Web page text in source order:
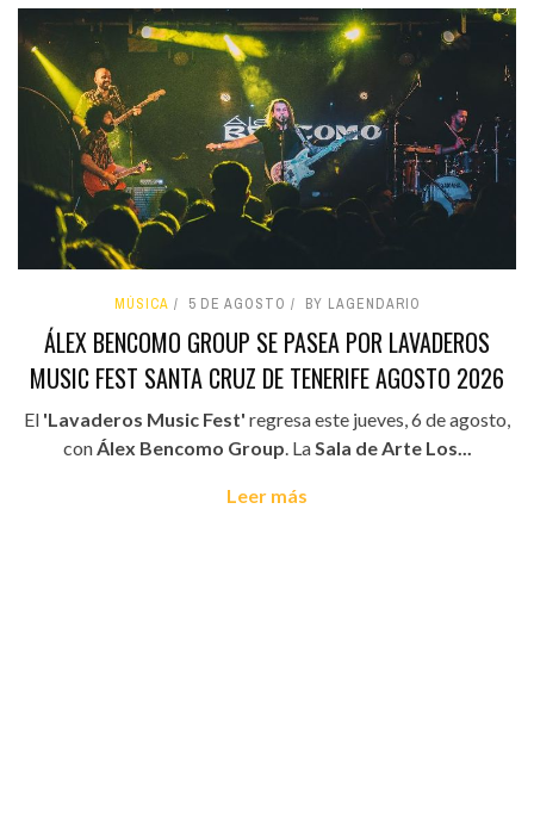
MÚSICA 5 DE AGOSTO BY LAGENDARIO
ÁLEX BENCOMO GROUP SE PASEA POR LAVADEROS
MUSIC FEST SANTA CRUZ DE TENERIFE AGOSTO 2026
El 'Lavaderos Music Fest' regresa este jueves, 6 de agosto,
conÁlex Bencomo Group. LaSala de Arte Los...
Leer más